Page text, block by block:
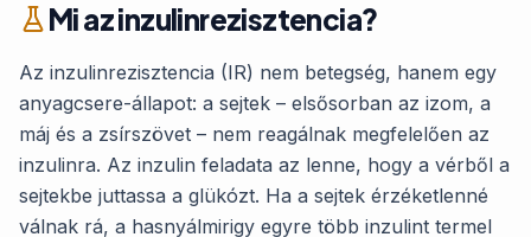
Mi az inzulinrezisztencia?
Az inzulinrezisztencia (IR) nem betegség, hanem egy
anyagcsere-állapot: a sejtek – elsősorban az izom, a
máj és a zsírszövet – nem reagálnak megfelelően az
inzulinra. Az inzulin feladata az lenne, hogy a vérből a
sejtekbe juttassa a glükózt. Ha a sejtek érzéketlenné
válnak rá, a hasnyálmirigy egyre több inzulint termel